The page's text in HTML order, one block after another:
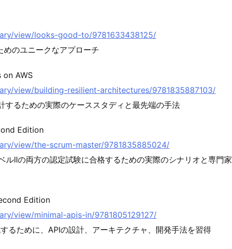
view/looks-good-to/9781633438125/
のユニークなアプローチ
on AWS
view/building-resilient-architectures/9781835887103/
するための実際のケーススタディと最先端の手法
Edition
view/the-scrum-master/9781835885024/
ルIIの両方の認定試験に合格するための実際のシナリオと専門家
Edition
view/minimal-apis-in/9781805129127/
るために、APIの設計、アーキテクチャ、開発手法を習得